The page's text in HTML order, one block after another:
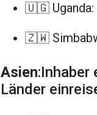
🇺🇬 Uganda:
🇿🇼
Asien:Inhaber
Länder